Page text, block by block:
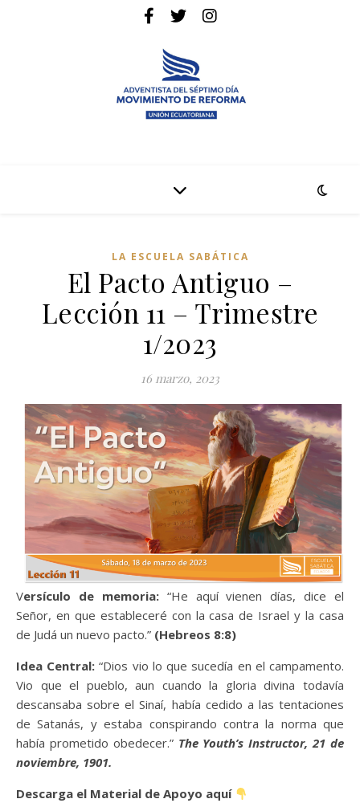
LA ESCUELA SABÁTICA
El Pacto Antiguo –
Lección 11 – Trimestre
1/2023
16 marzo, 2023
Versículo de memoria: “He aquí vienen días, dice el
Señor, en que estableceré con la casa de Israel y la casa
de Judá un nuevo pacto.” (Hebreos 8:8)
Idea Central:“Dios vio lo que sucedía en el campamento.
Vio que el pueblo, aun cuando la gloria divina todavía
descansaba sobre el Sinaí, había cedido a las tentaciones
de Satanás, y estaba conspirando contra la norma que
había prometido obedecer.” The Youth’s Instructor, 21 de
noviembre, 1901.
Descarga el Material de Apoyo aquí